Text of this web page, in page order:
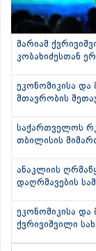
მარიამ
კობახიძესთან
ეკონომიკისა და
მთავრობის
საქართველოს
თბილისის
ანაკლიის
დაღრმავების
ეკონომიკისა და
ქვრივიშვილი